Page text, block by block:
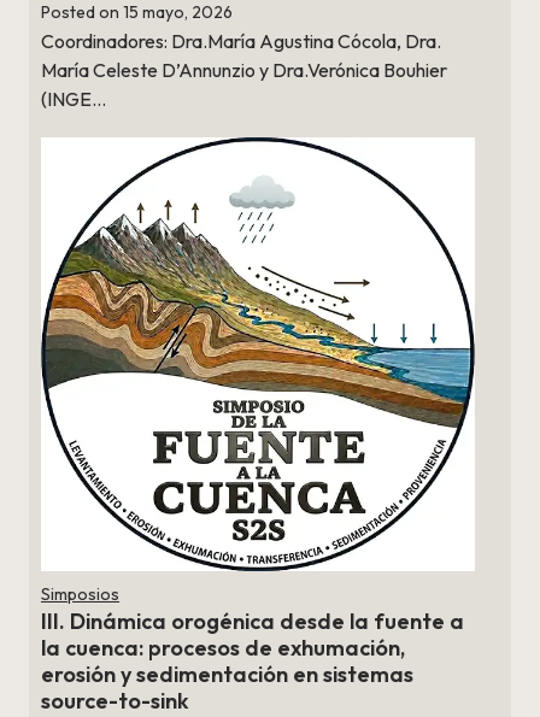
Posted on 15 mayo, 2026
Coordinadores: Dra.María Agustina Cócola, Dra.
María Celeste D’Annunzio y Dra.Verónica Bouhier
(INGE…
Simposios
III. Dinámica orogénica desde la fuente a
la cuenca: procesos de exhumación,
erosión y sedimentación en sistemas
source-to-sink